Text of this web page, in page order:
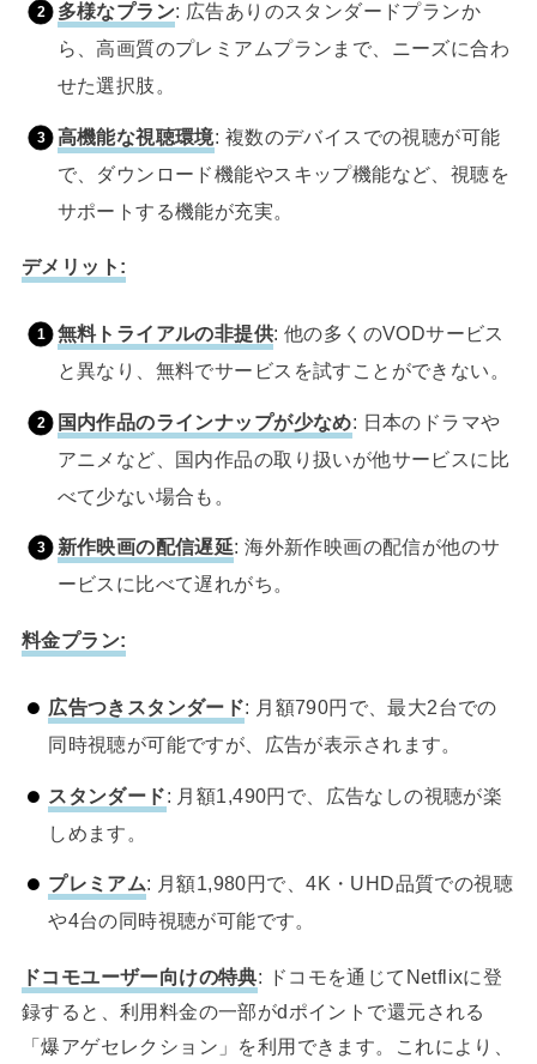
多様なプラン: 広告ありのスタンダードプランか
ら、高画質のプレミアムプランまで、ニーズに合わ
せた選択肢。
高機能な視聴環境: 複数のデバイスでの視聴が可能
で、ダウンロード機能やスキップ機能など、視聴を
サポートする機能が充実。
デメリット:
無料トライアルの非提供: 他の多くのVODサービス
と異なり、無料でサービスを試すことができない。
国内作品のラインナップが少なめ: 日本のドラマや
アニメなど、国内作品の取り扱いが他サービスに比
べて少ない場合も。
新作映画の配信遅延: 海外新作映画の配信が他のサ
ービスに比べて遅れがち。
料金プラン:
広告つきスタンダード: 月額790円で、最大2台での
同時視聴が可能ですが、広告が表示されます。
スタンダード: 月額1,490円で、広告なしの視聴が楽
しめます。
プレミアム: 月額1,980円で、4K・UHD品質での視聴
や4台の同時視聴が可能です。
ドコモユーザー向けの特典: ドコモを通じてNetflixに登
録すると、利用料金の一部がdポイントで還元される
「爆アゲセレクション」を利用できます。これにより、